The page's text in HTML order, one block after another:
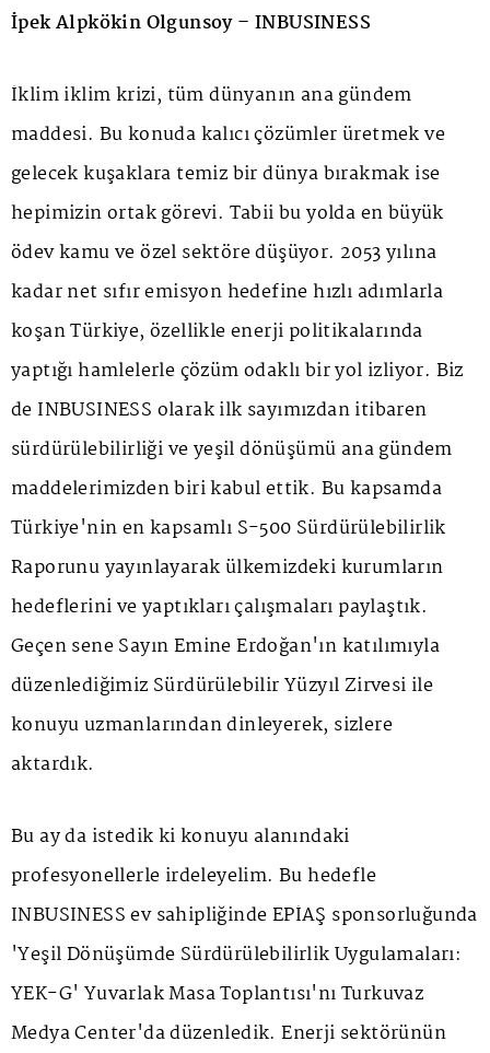
İpek Alpkökin Olgunsoy – INBUSINESS
İklim iklim krizi, tüm dünyanın ana gündem
maddesi. Bu konuda kalıcı çözümler üretmek ve
gelecek kuşaklara temiz bir dünya bırakmak ise
hepimizin ortak görevi. Tabii bu yolda en büyük
ödev kamu ve özel sektöre düşüyor. 2053 yılına
kadar net sıfır emisyon hedefine hızlı adımlarla
koşan Türkiye, özellikle enerji politikalarında
yaptığı hamlelerle çözüm odaklı bir yol izliyor. Biz
de INBUSINESS olarak ilk sayımızdan itibaren
sürdürülebilirliği ve yeşil dönüşümü ana gündem
maddelerimizden biri kabul ettik. Bu kapsamda
Türkiye'nin en kapsamlı S-500 Sürdürülebilirlik
Raporunu yayınlayarak ülkemizdeki kurumların
hedeflerini ve yaptıkları çalışmaları paylaştık.
Geçen sene Sayın Emine Erdoğan'ın katılımıyla
düzenlediğimiz Sürdürülebilir Yüzyıl Zirvesi ile
konuyu uzmanlarından dinleyerek, sizlere
aktardık.
Bu ay da istedik ki konuyu alanındaki
profesyonellerle irdeleyelim. Bu hedefle
INBUSINESS ev sahipliğinde EPİAŞ sponsorluğunda
'Yeşil Dönüşümde Sürdürülebilirlik Uygulamaları:
YEK-G' Yuvarlak Masa Toplantısı'nı Turkuvaz
Medya Center'da düzenledik. Enerji sektörünün